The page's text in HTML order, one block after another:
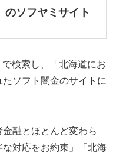
のソフヤミサイト
で検索し、「北海道にお
ソフト闇金のサイトに
融とほとんど変わら
対応をお約束」「北海